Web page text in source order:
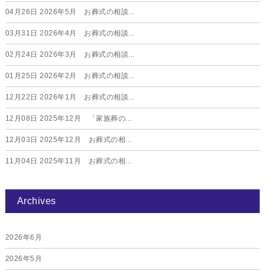
04月26日 2026年5月 お葬式の相談...
03月31日 2026年4月 お葬式の相談...
02月24日 2026年3月 お葬式の相談...
01月25日 2026年2月 お葬式の相談...
12月22日 2026年1月 お葬式の相談...
12月08日 2025年12月 「家族葬の...
12月03日 2025年12月 お葬式の相...
11月04日 2025年11月 お葬式の相...
Archives
2026年6月
2026年5月